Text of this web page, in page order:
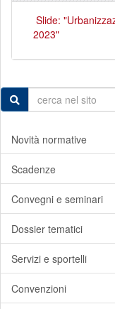
Slide:
2023"
Novità normative
Scadenze
Convegni e seminari
Dossier tematici
Servizi e sportelli
Convenzioni